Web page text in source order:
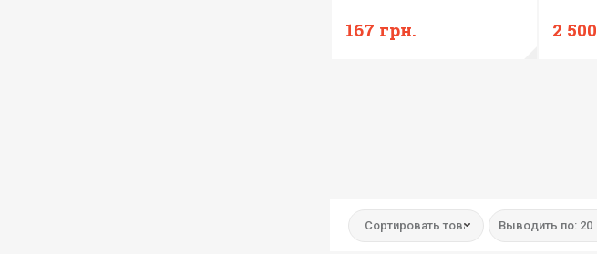
167 грн. 2 500
Сортировать товар: Выводить по: 20